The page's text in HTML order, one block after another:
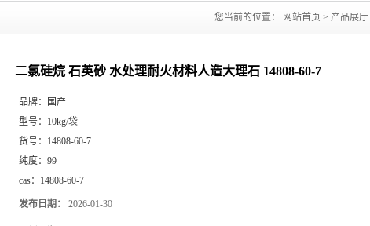
您当前的位置： 网站首页 > 产品展厅
二氯硅烷 石英砂 水处理耐火材料人造大理石 14808-60-7
品牌： 国产
型号： 10kg/袋
货号： 14808-60-7
纯度： 99
cas： 14808-60-7
发布日期： 2026-01-30